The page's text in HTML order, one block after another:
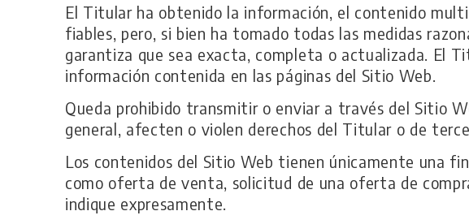
El Titular ha obtenido la información, el contenido
fiables, pero, si bien ha tomado todas las medidas
garantiza que sea exacta, completa o actualizada. El
información contenida en las páginas del Sitio Web.
Queda prohibido transmitir o enviar a través del Sitio
general, afecten o violen derechos del Titular o de
Los contenidos del Sitio Web tienen únicamente una
como oferta de venta, solicitud de una oferta de
indique expresamente.